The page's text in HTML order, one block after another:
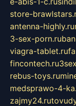
store-
antenna-highly.ru
3-sex-porn.ru
viagra-tablet.ru
fincontech.ru
rebus-toys.ru
medsprawo-4-
zajmy24.ru